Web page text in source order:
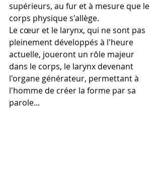
supérieurs, au fur et à mesure que le
corps physique s'allège.
Le cœur et le larynx, qui ne sont pas
pleinement développés à l'heure
actuelle, joueront un rôle majeur
dans le corps, le larynx devenant
l'organe générateur, permettant à
l'homme de créer la forme par sa
parole...